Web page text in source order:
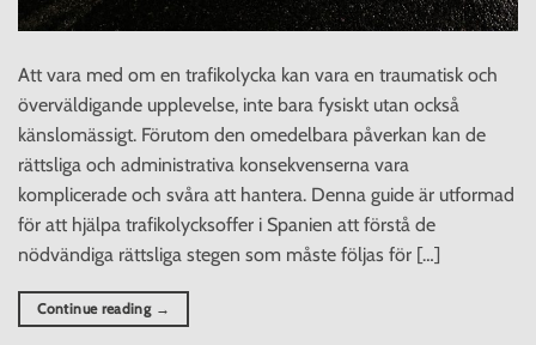
Att vara med om en trafikolycka kan vara en traumatisk och
överväldigande upplevelse, inte bara fysiskt utan också
känslomässigt. Förutom den omedelbara påverkan kan de
rättsliga och administrativa konsekvenserna vara
komplicerade och svåra att hantera. Denna guide är utformad
för att hjälpa trafikolycksoffer i Spanien att förstå de
nödvändiga rättsliga stegen som måste följas för […]
Continue reading →